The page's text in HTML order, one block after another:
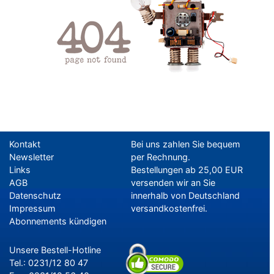
Kontakt
Newsletter
Links
AGB
Datenschutz
Impressum
Abonnements kündigen
Bei uns zahlen Sie bequem
per Rechnung.
Bestellungen ab 25,00 EUR
versenden wir an Sie
innerhalb von Deutschland
versandkostenfrei.
Unsere Bestell-Hotline
Tel.: 0231/12 80 47